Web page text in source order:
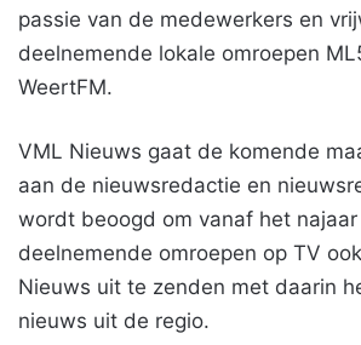
passie van de medewerkers en
deelnemende lokale omroepen
WeertFM.
VML Nieuws gaat de komende
aan de nieuwsredactie en
wordt beoogd om vanaf het
deelnemende omroepen op TV
Nieuws uit te zenden met daarin
nieuws uit de regio.